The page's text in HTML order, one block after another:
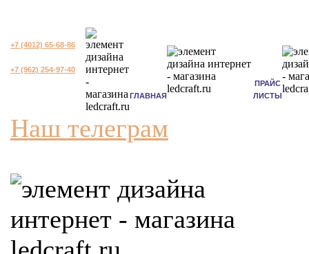
+7 (4012) 65-68-86
+7 (962) 254-97-40
ГЛАВНАЯ
ПРАЙС
ЛИСТЫ
Наш телеграм